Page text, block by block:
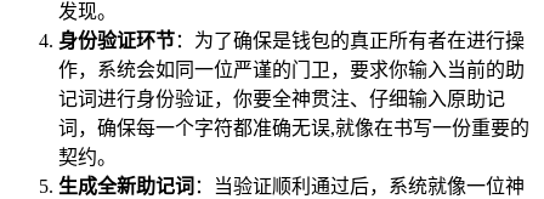
发现。
身份验证环节：为了确保是钱包的真正所有者在进行操
作，系统会如同一位严谨的门卫，要求你输入当前的助
记词进行身份验证，你要全神贯注、仔细输入原助记
词，确保每一个字符都准确无误,就像在书写一份重要的
契约。
生成全新助记词 ：当验证顺利通过后，系统就像一位神